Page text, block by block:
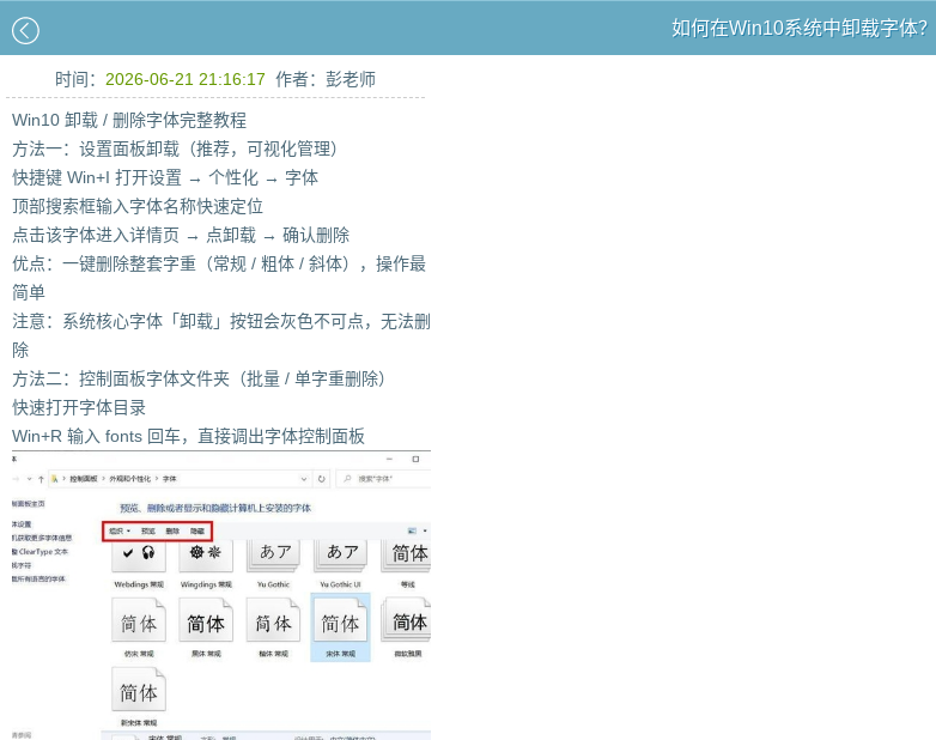
如何在Win10系统中卸载字体？
时间： 2026-06-21 21:16:17 作者：彭老师
Win10 卸载 / 删除字体完整教程
方法一：设置面板卸载（推荐，可视化管理）
快捷键 Win+I 打开设置 → 个性化 → 字体
顶部搜索框输入字体名称快速定位
点击该字体进入详情页 → 点卸载 → 确认删除
优点：一键删除整套字重（常规 / 粗体 / 斜体），操作最
简单
注意：系统核心字体「卸载」按钮会灰色不可点，无法删
除
方法二：控制面板字体文件夹（批量 / 单字重删除）
快速打开字体目录
Win+R 输入 fonts 回车，直接调出字体控制面板